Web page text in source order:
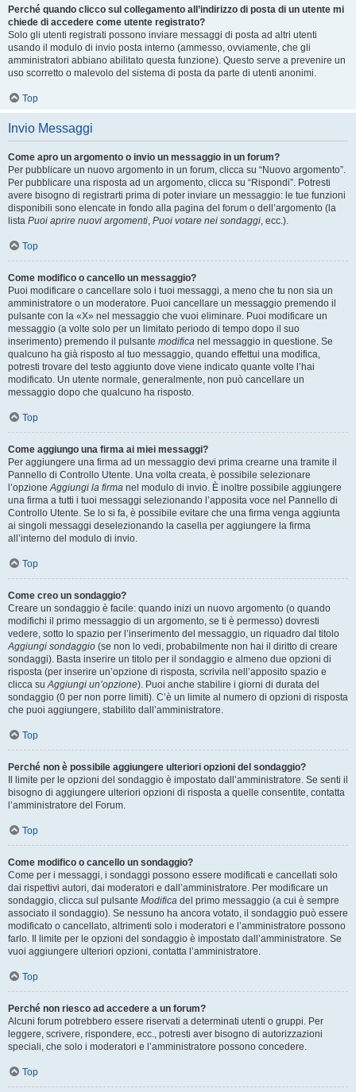
Perché quando clicco sul collegamento all’indirizzo di posta di un utente mi
chiede di accedere come utente registrato?
Solo gli utenti registrati possono inviare messaggi di posta ad altri utenti
usando il modulo di invio posta interno (ammesso, ovviamente, che gli
amministratori abbiano abilitato questa funzione). Questo serve a prevenire un
uso scorretto o malevolo del sistema di posta da parte di utenti anonimi.
Top
Invio Messaggi
Come apro un argomento o invio un messaggio in un forum?
Per pubblicare un nuovo argomento in un forum, clicca su “Nuovo argomento”.
Per pubblicare una risposta ad un argomento, clicca su “Rispondi”. Potresti
avere bisogno di registrarti prima di poter inviare un messaggio: le tue funzioni
disponibili sono elencate in fondo alla pagina del forum o dell’argomento (la
lista Puoi aprire nuovi argomenti, Puoi votare nei sondaggi, ecc.).
Top
Come modifico o cancello un messaggio?
Puoi modificare o cancellare solo i tuoi messaggi, a meno che tu non sia un
amministratore o un moderatore. Puoi cancellare un messaggio premendo il
pulsante con la «X» nel messaggio che vuoi eliminare. Puoi modificare un
messaggio (a volte solo per un limitato periodo di tempo dopo il suo
inserimento) premendo il pulsante modifica nel messaggio in questione. Se
qualcuno ha già risposto al tuo messaggio, quando effettui una modifica,
potresti trovare del testo aggiunto dove viene indicato quante volte l’hai
modificato. Un utente normale, generalmente, non può cancellare un
messaggio dopo che qualcuno ha risposto.
Top
Come aggiungo una firma ai miei messaggi?
Per aggiungere una firma ad un messaggio devi prima crearne una tramite il
Pannello di Controllo Utente. Una volta creata, è possibile selezionare
l’opzioneAggiungi la firma nel modulo di invio. È inoltre possibile aggiungere
una firma a tutti i tuoi messaggi selezionando l’apposita voce nel Pannello di
Controllo Utente. Se lo si fa, è possibile evitare che una firma venga aggiunta
ai singoli messaggi deselezionando la casella per aggiungere la firma
all’interno del modulo di invio.
Top
Come creo un sondaggio?
Creare un sondaggio è facile: quando inizi un nuovo argomento (o quando
modifichi il primo messaggio di un argomento, se ti è permesso) dovresti
vedere, sotto lo spazio per l’inserimento del messaggio, un riquadro dal titolo
Aggiungi sondaggio (se non lo vedi, probabilmente non hai il diritto di creare
sondaggi). Basta inserire un titolo per il sondaggio e almeno due opzioni di
risposta (per inserire un’opzione di risposta, scrivila nell’apposito spazio e
clicca suAggiungi un’opzione). Puoi anche stabilire i giorni di durata del
sondaggio (0 per non porre limiti). C’è un limite al numero di opzioni di risposta
che puoi aggiungere, stabilito dall’amministratore.
Top
Perché non è possibile aggiungere ulteriori opzioni del sondaggio?
Il limite per le opzioni del sondaggio è impostato dall’amministratore. Se senti il
bisogno di aggiungere ulteriori opzioni di risposta a quelle consentite, contatta
l’amministratore del Forum.
Top
Come modifico o cancello un sondaggio?
Come per i messaggi, i sondaggi possono essere modificati e cancellati solo
dai rispettivi autori, dai moderatori e dall’amministratore. Per modificare un
sondaggio, clicca sul pulsante Modifica del primo messaggio (a cui è sempre
associato il sondaggio). Se nessuno ha ancora votato, il sondaggio può essere
modificato o cancellato, altrimenti solo i moderatori e l’amministratore possono
farlo. Il limite per le opzioni del sondaggio è impostato dall’amministratore. Se
vuoi aggiungere ulteriori opzioni, contatta l’amministratore.
Top
Perché non riesco ad accedere a un forum?
Alcuni forum potrebbero essere riservati a determinati utenti o gruppi. Per
leggere, scrivere, rispondere, ecc., potresti aver bisogno di autorizzazioni
speciali, che solo i moderatori e l’amministratore possono concedere.
Top